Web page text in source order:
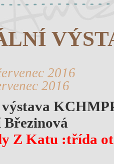
2016
2016
Březinová
Z Katu :třída